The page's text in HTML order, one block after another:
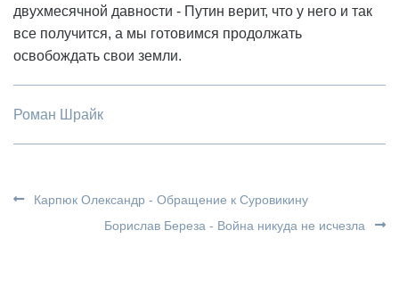
двухмесячной давности - Путин верит, что у него и так
все получится, а мы готовимся продолжать
освобождать свои земли.
Роман Шрайк
Карпюк Олександр - Обращение к Суровикину
Борислав Береза - Война никуда не исчезла